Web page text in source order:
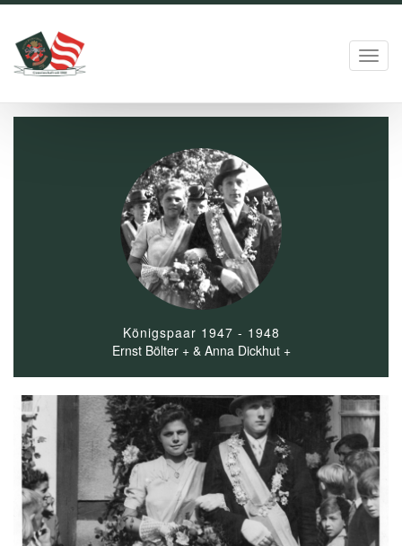
Königspaar 1947 - 1948
Ernst Bölter + & Anna Dickhut +